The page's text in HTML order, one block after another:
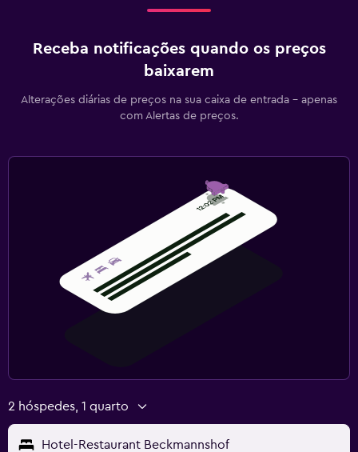
Receba notificações quando os preços
baixarem
Alterações diárias de preços na sua caixa de entrada - apenas
com Alertas de preços.
2 hóspedes, 1 quarto
Hotel-Restaurant Beckmannshof